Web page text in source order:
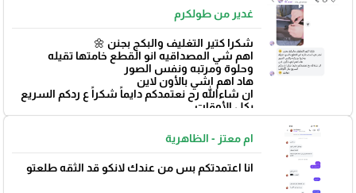
غدير من طولكرم
شكرا كتير التغليف والبكج بجنن 🌼
اهم شي المصداقيه انو القطع خامتها تقيله
وحلوة ومرتبه ونفس الصور
هاد اهم اشي بالأون لاين
ان شاءالله رح نعتمدكم دايماً شكراً ع ردكم السريع
بكل الأوقات
بتوفيق 🌼
ام معتز - الظاهرية
انا اعتمدتكم بس من عندك لانكو قد الثقه طلعتو